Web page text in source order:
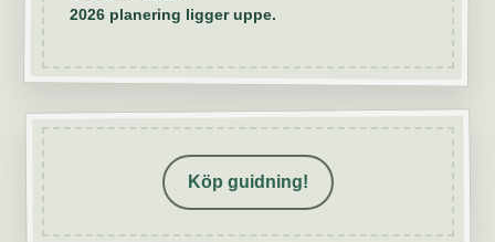
2026 planering ligger uppe.
Köp guidning!